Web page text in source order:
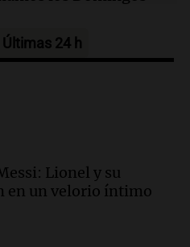
en Cadena 3
Juan Pablo II: "Te
mirada"
Últimas 24 h
Lionel y su
en un velorio íntimo